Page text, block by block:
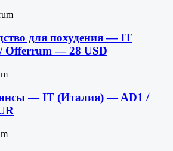
для похудения — IT
Offerrum — 28 USD
— IT (Италия) — AD1 /